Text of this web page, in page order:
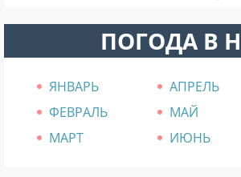
ПОГОДА В
ЯНВАРЬ АПРЕЛЬ
ФЕВРАЛЬ
МАЙ
МАРТ
ИЮНЬ